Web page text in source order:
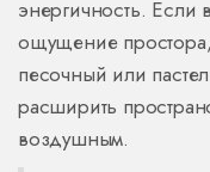
энергичность. Если
ощущение
песочный или
расширить
воздушным.